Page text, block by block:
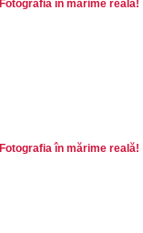
Fotografia în mărime reală!
Fotografia în mărime reală!